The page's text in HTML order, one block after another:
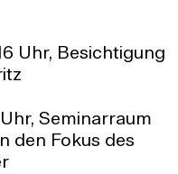
Uhr, Besichtigung
Seminarraum
den Fokus des